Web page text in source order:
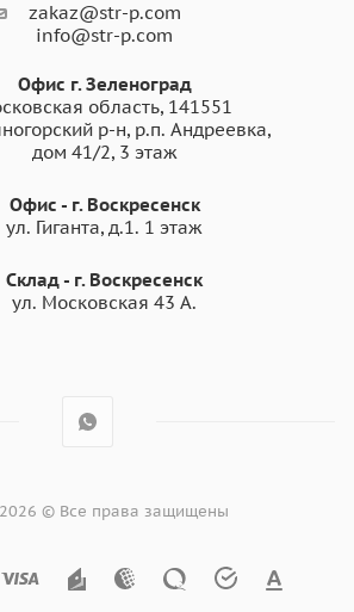
фасадов загородных
кровли
беседок, террас, веранд
домов
жилого фонда
коммерческой недвижимости.
кость
сайдинг с системой крепежа
и надежное соединение «шип-
в любой сезон, до -20°С. Не
zakaz@str-p.com
info@str-p.com
Офис г. Зеленоград
область, 141551
р-н, р.п. Андреевка,
дом 41/2, 3 этаж
Офис - г. Воскресенск
ул. Гиганта, д.1. 1 этаж
Склад - г. Воскресенск
ул. Московская 43 А.
© Все права защищены